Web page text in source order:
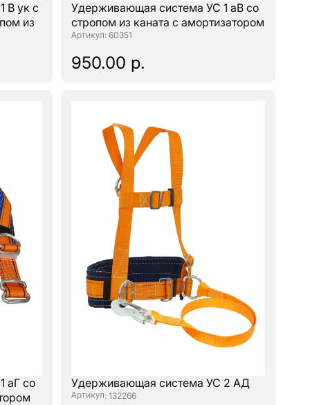
В ук с
из
Удерживающая система УС 1 аВ со
стропом из каната с амортизатором
: 60351
950.00 р.
аГ со
Удерживающая система УС 2 АД
: 132266